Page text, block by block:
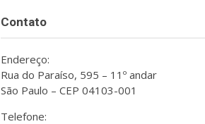
Contato
Endereço:
Rua do Paraíso, 595 – 11º andar
São Paulo – CEP 04103-001
Telefone: